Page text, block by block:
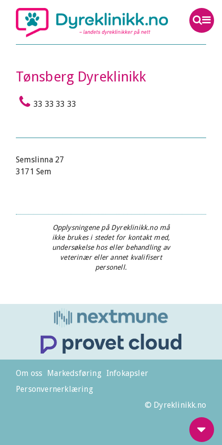
Tønsberg Dyreklinikk
33 33 33 33
Semslinna 27
3171 Sem
Opplysningene på Dyreklinikk.no må
ikke brukes i stedet for kontakt med,
undersøkelse hos eller behandling av
veterinær eller annet kvalifisert
personell.
Om oss Markedsføring Infokapsler
Personvernerklæring
© Dyreklinikk.no